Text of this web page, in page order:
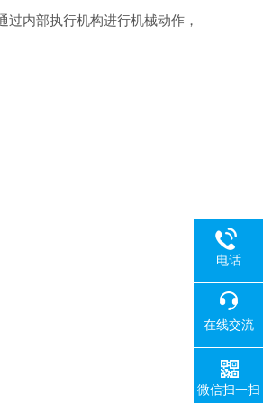
内部执行机构进行机械动作，
电话
在线交流
微信扫一扫